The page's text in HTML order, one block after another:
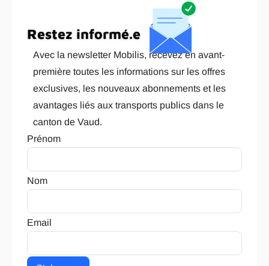
Restez informé.e
Avec la newsletter Mobilis, recevez en avant-
première toutes les informations sur les offres
exclusives, les nouveaux abonnements et les
avantages liés aux transports publics dans le
canton de Vaud.
Prénom
Nom
Email